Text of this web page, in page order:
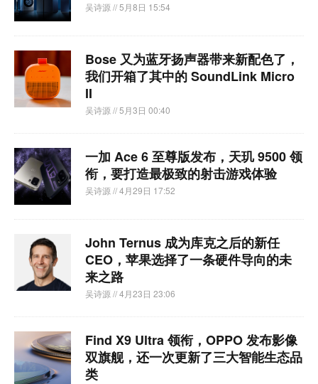
吴诗源 // 5月8日 15:54
Bose 又为蓝牙扬声器带来新配色了，
我们开箱了其中的 SoundLink Micro
II
吴诗源 // 5月3日 00:40
一加 Ace 6 至尊版发布，天玑 9500 领
衔，要打造最极致的射击游戏体验
吴诗源 // 4月29日 17:52
John Ternus 成为库克之后的新任
CEO，苹果选择了一条硬件导向的未
来之路
吴诗源 // 4月23日 23:06
Find X9 Ultra 领衔，OPPO 发布影像
双旗舰，还一次更新了三大智能生态品
类